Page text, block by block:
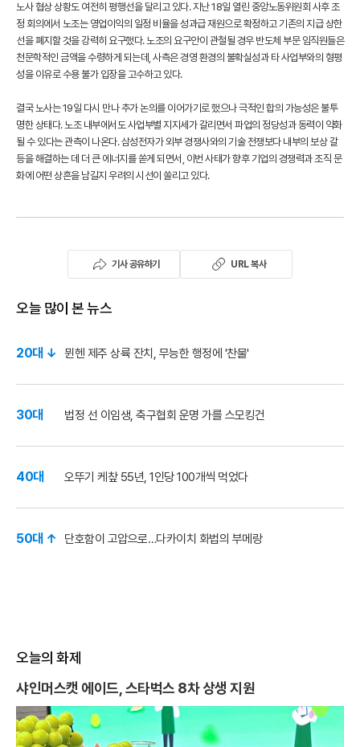
노사 협상 상황도 여전히 평행선을 달리고 있다. 지난 18일 열린 중앙노동위원회 사후 조
정 회의에서 노조는 영업이익의 일정 비율을 성과급 재원으로 확정하고 기존의 지급 상한
선을 폐지할 것을 강력히 요구했다. 노조의 요구안이 관철될 경우 반도체 부문 임직원들은
천문학적인 금액을 수령하게 되는데, 사측은 경영 환경의 불확실성과 타 사업부와의 형평
성을 이유로 수용 불가 입장을 고수하고 있다.
결국 노사는 19일 다시 만나 추가 논의를 이어가기로 했으나 극적인 합의 가능성은 불투
명한 상태다. 노조 내부에서도 사업부별 지지세가 갈리면서 파업의 정당성과 동력이 약화
될 수 있다는 관측이 나온다. 삼성전자가 외부 경쟁사와의 기술 전쟁보다 내부의 보상 갈
등을 해결하는 데 더 큰 에너지를 쏟게 되면서, 이번 사태가 향후 기업의 경쟁력과 조직 문
화에 어떤 상흔을 남길지 우려의 시선이 쏠리고 있다.
기사 공유하기 URL 복사
오늘 많이 본 뉴스
20대 ↓ 뮌헨 제주 상륙 잔치, 무능한 행정에 '찬물'
30대 법정 선 이임생, 축구협회 운명 가를 스모킹건
40대 오뚜기 케챂 55년, 1인당 100개씩 먹었다
50대 ↑ 단호함이 고압으로…다카이치 화법의 부메랑
오늘의 화제
샤인머스캣 에이드, 스타벅스 8차 상생 지원